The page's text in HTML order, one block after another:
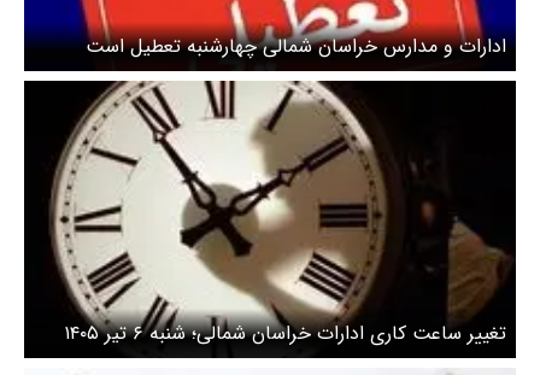
ادارات و مدارس خراسان شمالی چهارشنبه تعطیل است
تغییر ساعت کاری ادارات خراسان شمالی؛ شنبه ۶ تیر ۱۴۰۵